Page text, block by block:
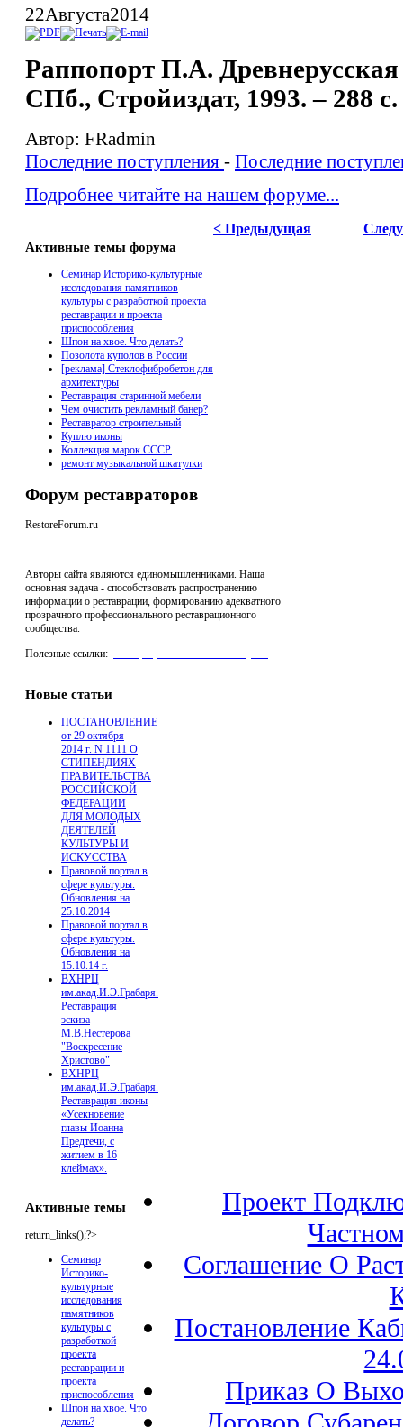
22Августа2014
Раппопорт П.А.
СПб., Стройиздат, 1993. – 288 с.
Автор: FRadmin
Последние поступления - Последние
Подробнее читайте на нашем форуме...
< Предыдущая
Активные темы форума
Семинар Историко-культурные
исследования памятников
культуры с разработкой проекта
реставрации и проекта
приспособления
Шпон на хвое. Что делать?
Позолота куполов в России
[реклама] Стеклофибробетон для
архитектуры
Реставрация старинной мебели
Чем очистить рекламный банер?
Реставратор строительный
Куплю иконы
Коллекция марок СССР.
ремонт музыкальной шкатулки
Форум реставраторов
RestoreForum.ru
Авторы сайта являются единомышленниками. Наша
основная задача - способствовать распространению
информации о реставрации, формированию адекватного
прозрачного профессионального реставрационного
сообщества.
Полезные ссылки:
Новые статьи
ПОСТАНОВЛЕНИЕ
от 29 октября
2014 г. N 1111 О
СТИПЕНДИЯХ
ПРАВИТЕЛЬСТВА
РОССИЙСКОЙ
ФЕДЕРАЦИИ
ДЛЯ МОЛОДЫХ
ДЕЯТЕЛЕЙ
КУЛЬТУРЫ И
ИСКУССТВА
Правовой портал в
сфере культуры.
Обновления на
25.10.2014
Правовой портал в
сфере культуры.
Обновления на
15.10.14 г.
ВХНРЦ
им.акад.И.Э.Грабаря.
Реставрация
эскиза
М.В.Нестерова
"Воскресение
Христово"
ВХНРЦ
им.акад.И.Э.Грабаря.
Реставрация иконы
«Усекновение
главы Иоанна
Предтечи, с
житием в 16
клеймах».
Активные темы
return_links();?>
Семинар
Историко-
культурные
исследования
памятников
культуры с
разработкой
проекта
реставрации и
проекта
приспособления
Шпон на хвое. Что
делать?
Проект
Соглашение О
Постановление
Приказ О